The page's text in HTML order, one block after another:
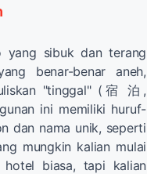
yang sibuk dan terang
benar-benar aneh,
"tinggal" (宿 泊,
ini memiliki huruf-
dan nama unik, seperti
mungkin kalian mulai
hotel biasa, tapi kalian